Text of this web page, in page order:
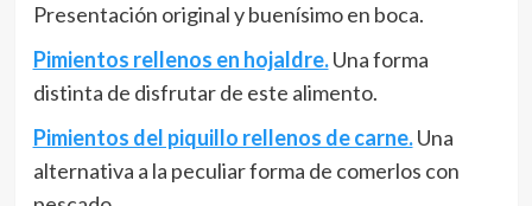
Presentación original y buenísimo en boca.
Pimientos rellenos en hojaldre.Una forma
distinta de disfrutar de este alimento.
Pimientos del piquillo rellenos de carne.Una
alternativa a la peculiar forma de comerlos con